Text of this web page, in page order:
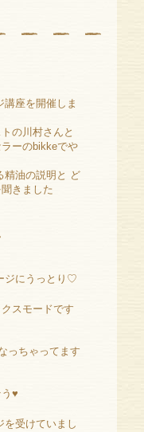
座を開催しま
の川村さんと
ーのbikkeでや
精油の説明と ど
きました
ジにうっとり♡
スモードです
っちゃってます
♥
を受けていまし